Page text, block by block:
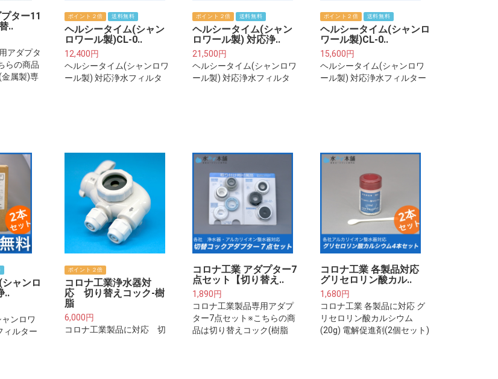
ター11
..
アダプタ
らの商品
属製)専
ポイント２倍 送料無料
ヘルシータイム(シャン
ロワール製)CL-0..
12,400円
ヘルシータイム(シャンロワ
ール製) 対応浄水フィルタ
ポイント２倍 送料無料
ヘルシータイム(シャン
ロワール製) 対応浄..
21,500円
ヘルシータイム(シャンロワ
ール製) 対応浄水フィルタ
ポイント２倍 送料無料
ヘルシータイム(シャンロ
ワール製)CL-0..
15,600円
ヘルシータイム(シャンロワ
ール製) 対応浄水フィルター
ャンロ
..
ンロワ
ィルター
ポイント２倍
コロナ工業浄水器対
応 切り替えコック-樹
脂
6,000円
コロナ工業製品に対応 切
コロナ工業 アダプター7
点セット【切り替え..
1,890円
コロナ工業製品専用アダプ
ター7点セット※こちらの商
品は切り替えコック(樹脂
コロナ工業 各製品対応
グリセロリン酸カル..
1,680円
コロナ工業 各製品に対応 グ
リセロリン酸カルシウム
(20g) 電解促進剤(2個セット)